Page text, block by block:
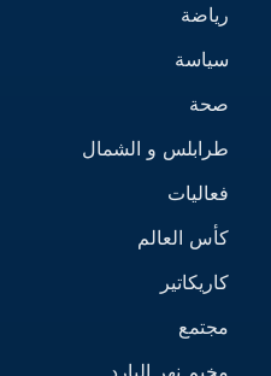
رياضة
سياسة
صحة
طرابلس و الشمال
فعاليات
كأس العالم
كاريكاتير
مجتمع
مخيم نهر البارد